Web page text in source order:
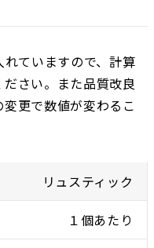
ていますので、計算
さい。また品質改良
更で数値が変わるこ
リュスティック
１個あたり